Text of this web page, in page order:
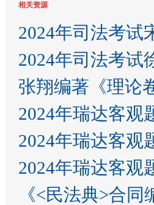
相关资源
2024年司法考试
张翔编著《理论
2024年瑞达客观
2024年瑞达客观
2024年瑞达客观
《<民法典>合